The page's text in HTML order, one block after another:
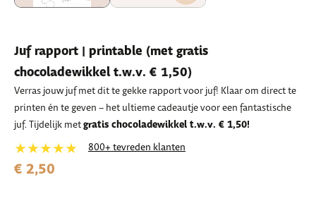
Juf rapport | printable (met gratis
chocoladewikkel t.w.v. € 1,50)
Verras jouw juf met dit te gekke rapport voor juf! Klaar om direct te
printen én te geven – het ultieme cadeautje voor een fantastische
juf. Tijdelijk metgratis chocoladewikkel t.w.v. € 1,50!
★★★★★ 800+ tevreden klanten
€ 2,50